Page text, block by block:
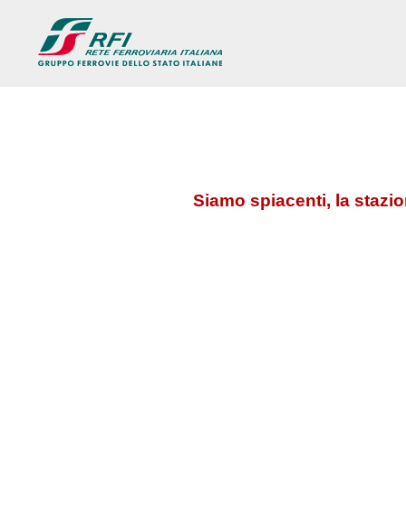
Siamo spiacenti, la